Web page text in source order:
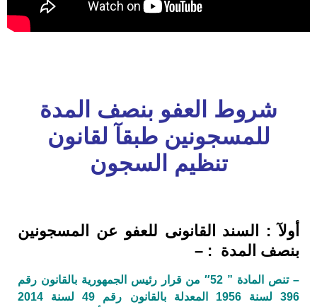
شروط العفو بنصف المدة
للمسجونين طبقآ لقانون
تنظيم السجون
أولآ : السند القانونى للعفو عن المسجونين
بنصف المدة : –
– تنص المادة ” 52″ من قرار رئيس الجمهورية بالقانون رقم
396 لسنة 1956 المعدلة بالقانون رقم 49 لسنة 2014